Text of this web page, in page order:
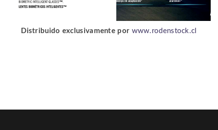
Distribuido exclusivamente por www.rodenstock.cl